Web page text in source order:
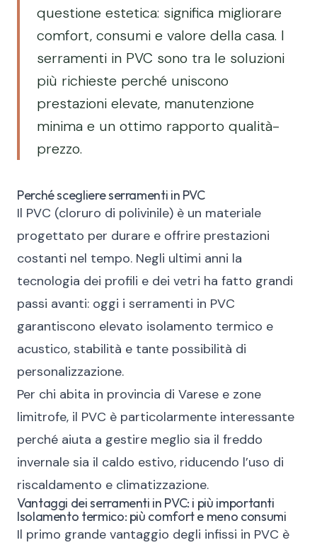
questione estetica: significa migliorare
comfort, consumi e valore della casa. I
serramenti in PVC sono tra le soluzioni
più richieste perché uniscono
prestazioni elevate, manutenzione
minima e un ottimo rapporto qualità-
prezzo.
Perché scegliere serramenti in PVC
Il PVC (cloruro di polivinile) è un materiale
progettato per durare e offrire prestazioni
costanti nel tempo. Negli ultimi anni la
tecnologia dei profili e dei vetri ha fatto grandi
passi avanti: oggi i serramenti in PVC
garantiscono elevato isolamento termico e
acustico, stabilità e tante possibilità di
personalizzazione.
Per chi abita in provincia di Varese e zone
limitrofe, il PVC è particolarmente interessante
perché aiuta a gestire meglio sia il freddo
invernale sia il caldo estivo, riducendo l’uso di
riscaldamento e climatizzazione.
Vantaggi dei serramenti in PVC: i più importanti
Isolamento termico: più comfort e meno consumi
Il primo grande vantaggio degli infissi in PVC è